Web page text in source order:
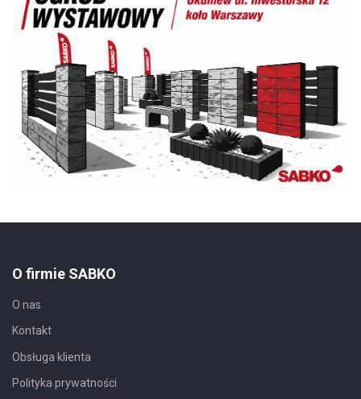
O firmie SABKO
O nas
Kontakt
Obsługa klienta
Polityka prywatności